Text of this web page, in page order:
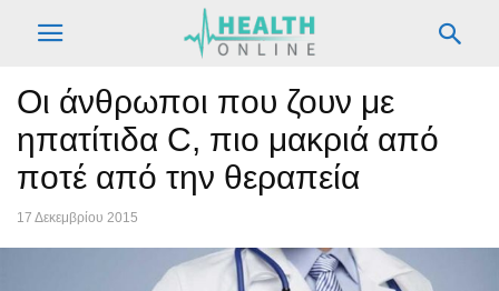
Οι άνθρωποι που ζουν με
ηπατίτιδα C, πιο μακριά από
ποτέ από την θεραπεία
17 Δεκεμβρίου 2015